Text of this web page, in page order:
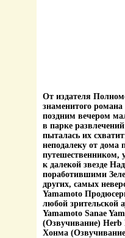
От издателя
знаменитого
поздним вечером
в парке
пыталась их
неподалеку от дома
путешественником,
к далекой звезде
поработившими
других, самых
Yamamoto
любой зрительской
Yamamoto Sanae
(Озвучивание) Herb
Хонма